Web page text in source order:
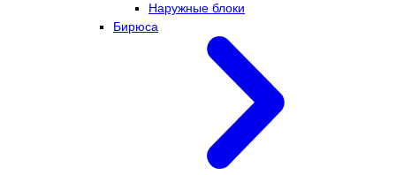
Наружные блоки
Бирюса